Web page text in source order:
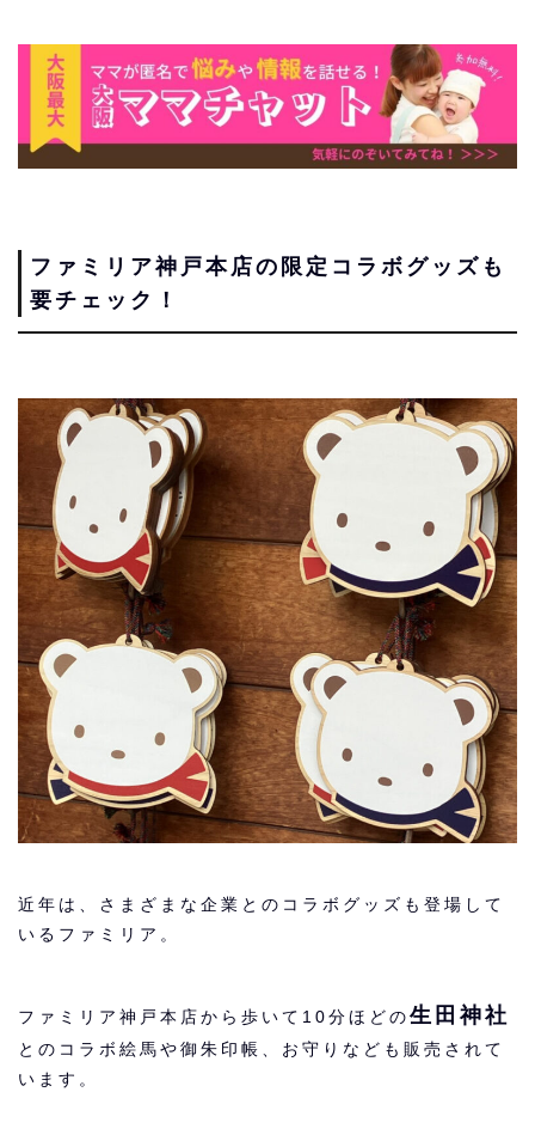
ファミリア神戸本店の限定コラボグッズも
要チェック！
近年は、さまざまな企業とのコラボグッズも登場して
いるファミリア。
ファミリア神戸本店から歩いて10分ほどの生田神社
とのコラボ絵馬や御朱印帳、お守りなども販売されて
います。